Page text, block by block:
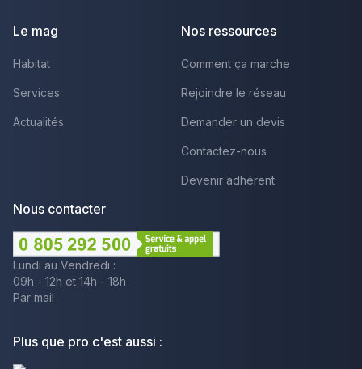
Le mag
Habitat
Services
Actualités
Nos ressources
Comment ça marche
Rejoindre le réseau
Demander un devis
Contactez-nous
Devenir adhérent
Nous contacter
Lundi au Vendredi :
09h - 12h et 14h - 18h
Par mail
Plus que pro c'est aussi :